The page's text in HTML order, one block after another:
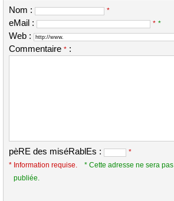
Nom : *
eMail : * *
Web :
Commentaire * :
pèRE des miséRablEs :
*
* Information requise.
* Cette adresse ne sera pas
publiée.